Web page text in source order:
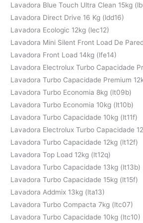
Lavadora Blue Touch Ultra Clean 15kg
Lavadora Direct Drive 16 Kg (ldd16)
Lavadora Ecologic 12kg (lec12)
Lavadora Mini Silent Front Load De
Lavadora Front Load 14kg (lfe14)
Lavadora Electrolux Turbo Capacidade
Lavadora Turbo Capacidade Premium
Lavadora Turbo Economia 8kg (lt09b)
Lavadora Turbo Economia 10kg (lt10b)
Lavadora Turbo Capacidade 10kg (lt11f)
Lavadora Electrolux Turbo Capacidade
Lavadora Turbo Capacidade 12kg (lt12f)
Lavadora Top Load 12kg (lt12q)
Lavadora Turbo Capacidade 13kg (lt13b)
Lavadora Turbo Capacidade 15kg (lt15f)
Lavadora Addmix 13kg (lta13)
Lavadora Turbo Compacta 7kg (ltc07)
Lavadora Turbo Capacidade 10kg (ltc10)